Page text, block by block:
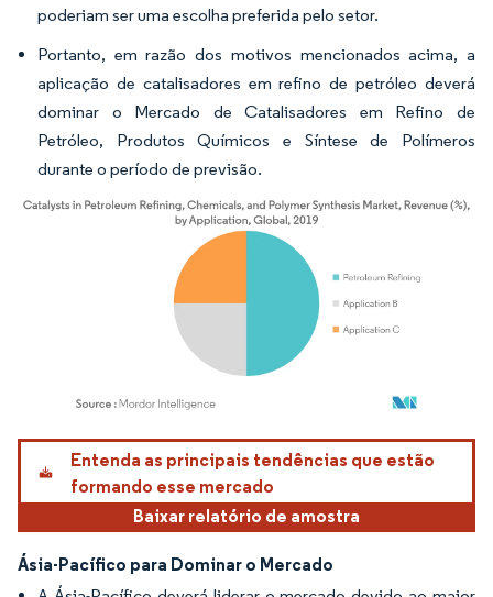
poderiam ser uma escolha preferida pelo setor.
Portanto, em razão dos motivos mencionados acima, a
aplicação de catalisadores em refino de petróleo deverá
dominar o Mercado de Catalisadores em Refino de
Petróleo, Produtos Químicos e Síntese de Polímeros
durante o período de previsão.
Imagem © Mordor Intelligence. O reuso requer atribuição conforme CC BY 4.0.
Entenda as principais tendências que estão
formando esse mercado
Baixar relatório de amostra
Ásia-Pacífico para Dominar o Mercado